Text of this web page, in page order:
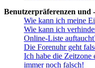
Benutzerpräferenzen und
Wie kann ich meine
Wie kann ich
Online-Liste
Die Forenuhr geht
Ich habe die Zeitzone
immer noch falsch!